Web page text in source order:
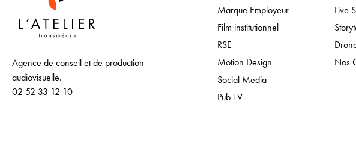
Agence de conseil et de production
audiovisuelle.
02 52 33 12 10
Marque Employeur
Film institutionnel
RSE
Motion Design
Social Media
Pub TV
Live
Nos